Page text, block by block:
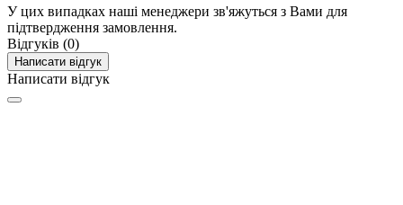
У цих випадках наші менеджери зв'яжуться з Вами для
підтвердження замовлення.
Відгуків (0)
Написати відгук
Написати відгук